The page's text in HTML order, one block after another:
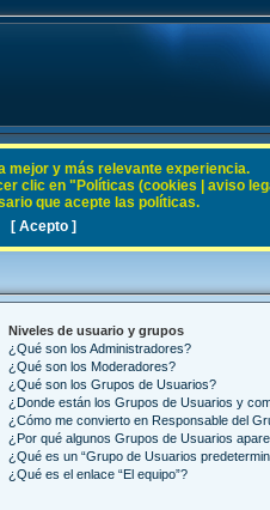
Niveles de usuario y grupos
¿Qué son los Administradores?
¿Qué son los Moderadores?
¿Qué son los Grupos de Usuarios?
¿Donde están los Grupos de Usuarios y
¿Cómo me convierto en Responsable del
¿Por qué algunos Grupos de Usuarios
¿Qué es un “Grupo de Usuarios
¿Qué es el enlace “El equipo”?
mejor y más relevante experiencia.
clic en "Políticas (cookies | aviso
que acepte las políticas.
[ Acepto ]